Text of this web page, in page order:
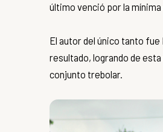
último venció por la mínima
El autor del único tanto fue
resultado, logrando de
conjunto trebolar.